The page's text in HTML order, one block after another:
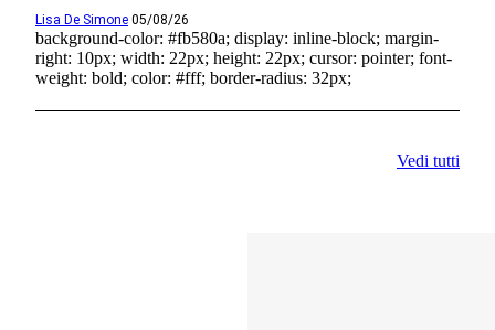
Lisa De Simone 05/08/26
background-color: #fb580a; display: inline-block; margin-
right: 10px; width: 22px; height: 22px; cursor: pointer; font-
weight: bold; color: #fff; border-radius: 32px;
Vedi tutti